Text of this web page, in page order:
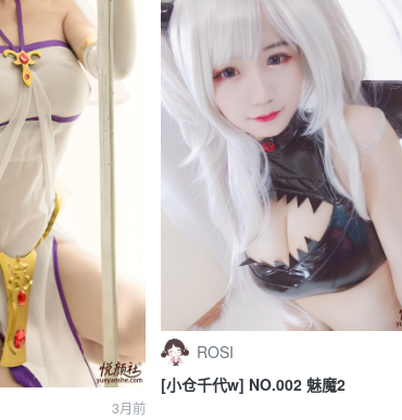
3月前
ROSI
[小仓千代w] NO.002 魅魔2